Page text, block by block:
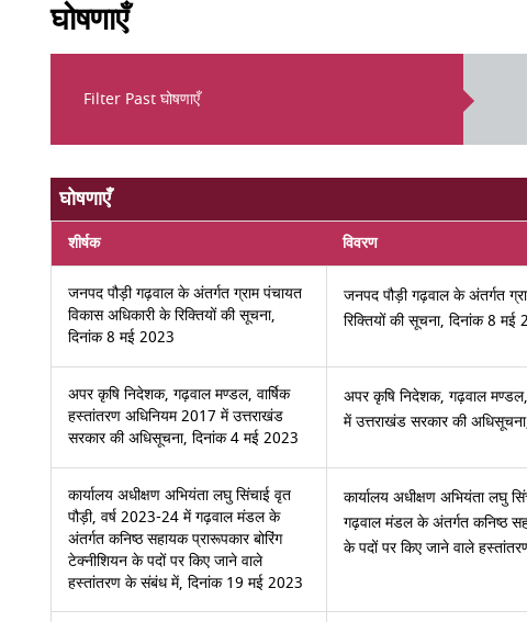
घोषणाएँ
Filter Past घोषणाएँ
घोषणाएँ
शीर्षक विवरण
जनपद पौड़ी गढ़वाल के अंतर्गत ग्राम पंचायत
विकास अधिकारी के रिक्तियों की सूचना,
दिनांक 8 मई 2023
जनपद पौड़ी गढ़वाल के अंतर्गत
रिक्तियों की सूचना, दिनांक 8 मई
अपर कृषि निदेशक, गढ़वाल मण्डल, वार्षिक
हस्तांतरण अधिनियम 2017 में उत्तराखंड
सरकार की अधिसूचना, दिनांक 4 मई 2023
अपर कृषि निदेशक, गढ़वाल मण्डल,
में उत्तराखंड सरकार की
कार्यालय अधीक्षण अभियंता लघु सिंचाई वृत
पौड़ी, वर्ष 2023-24 में गढ़वाल मंडल के
अंतर्गत कनिष्ठ सहायक प्रारूपकार बोरिंग
टेक्नीशियन के पदों पर किए जाने वाले
हस्तांतरण के संबंध में, दिनांक 19 मई 2023
कार्यालय अधीक्षण अभियंता लघु
गढ़वाल मंडल के अंतर्गत कनिष्ठ
के पदों पर किए जाने वाले